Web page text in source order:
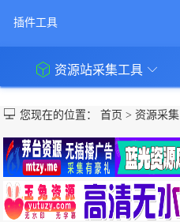
插件工具
资源站采集工具
您现在的位置：首页 >资源采集